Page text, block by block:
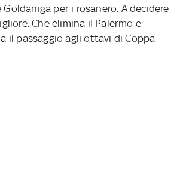
Goldaniga per i rosanero. A decidere
Che elimina il Palermo e
il passaggio agli ottavi di Coppa